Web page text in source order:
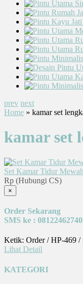
prev next
Home » kamar set
kamar set
Set Kamar Tidur
Rp (Hubungi CS)
×
Order Sekarang
SMS ke :
Ketik: Order / HP-469 /
Lihat Detail
KATEGORI